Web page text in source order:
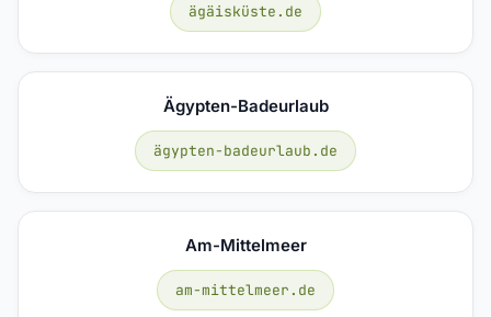
ägäisküste.de
Ägypten-Badeurlaub
ägypten-badeurlaub.de
Am-Mittelmeer
am-mittelmeer.de